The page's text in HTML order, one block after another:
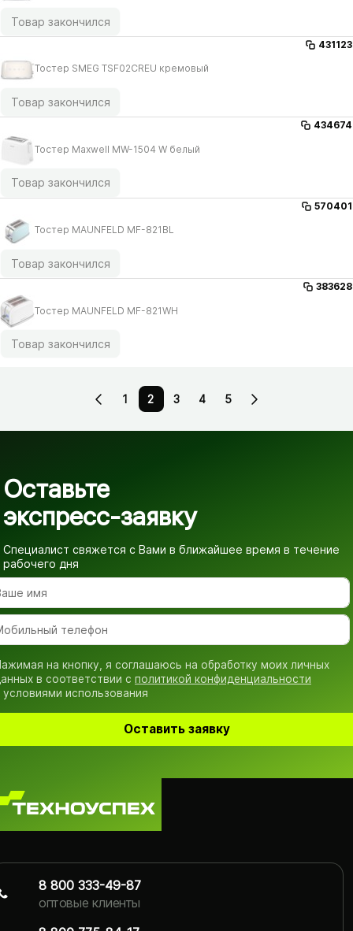
Товар закончился
431123
Тостер SMEG TSF02CREU кремовый
Товар закончился
434674
Тостер Maxwell MW-1504 W белый
Товар закончился
570401
Тостер MAUNFELD MF-821BL
Товар закончился
383628
Тостер MAUNFELD MF-821WH
Товар закончился
1 2 3 4 5
Оставьте
экспресс-заявку
Специалист свяжется с Вами в ближайшее время в течение
рабочего дня
на кнопку, я соглашаюсь на обработку моих личных
в соответствии с политикой конфиденциальности
условиями использования
Оставить заявку
8 800 333-49-87
оптовые клиенты